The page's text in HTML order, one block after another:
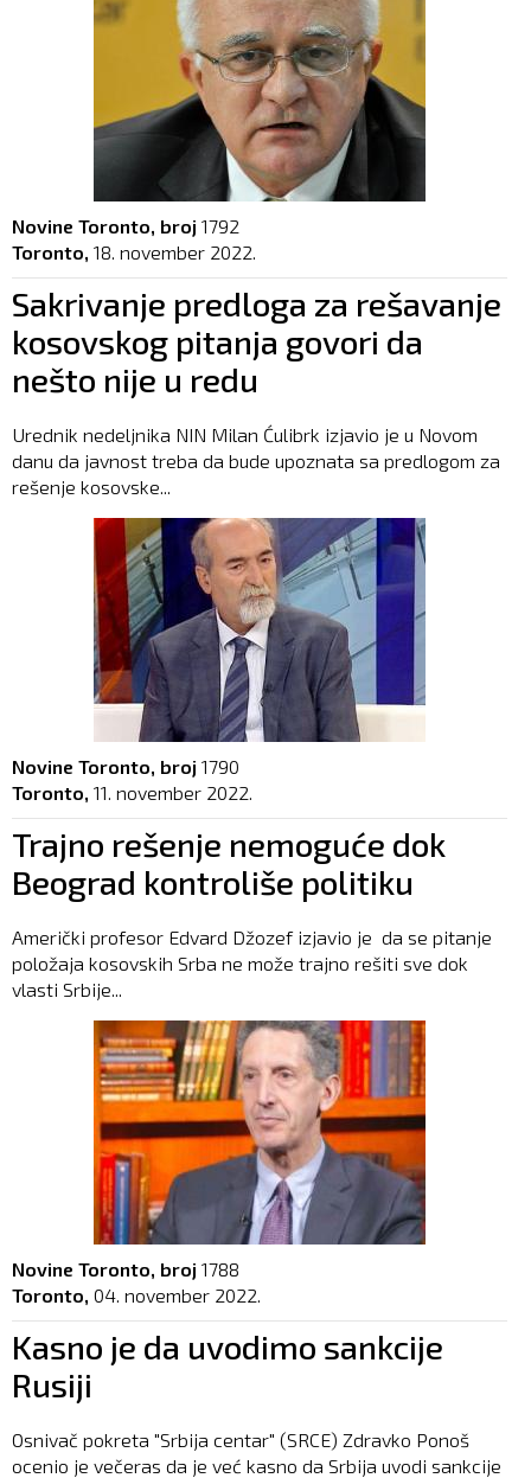
Novine Toronto, broj 1792
Toronto, 18. november 2022.
Sakrivanje predloga za rešavanje
kosovskog pitanja govori da
nešto nije u redu
Urednik nedeljnika NIN Milan Ćulibrk izjavio je u Novom
danu da javnost treba da bude upoznata sa predlogom za
rešenje kosovske...
Novine Toronto, broj 1790
Toronto, 11. november 2022.
Trajno rešenje nemoguće dok
Beograd kontroliše politiku
Američki profesor Edvard Džozef izjavio je da se pitanje
položaja kosovskih Srba ne može trajno rešiti sve dok
vlasti Srbije...
Novine Toronto, broj 1788
Toronto, 04. november 2022.
Kasno je da uvodimo sankcije
Rusiji
Osnivač pokreta "Srbija centar" (SRCE) Zdravko Ponoš
ocenio je večeras da je već kasno da Srbija uvodi sankcije